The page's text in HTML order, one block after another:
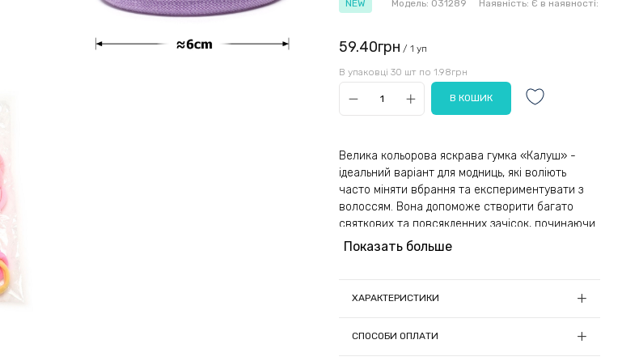
NEW Модель: 031289 Наявність: Є в наявності:
59.40грн / 1 уп
В упаковці 30 шт по 1.98грн
Велика кольорова яскрава гумка «Калуш» -
ідеальний варіант для модниць, які воліють
часто міняти вбрання та експериментувати з
волоссям. Вона допоможе створити багато
святкових та повсякденних зачісок, починаючи
від високого хвоста і закінчуючи гарними
Виріб актуальний при зборах на прогулянку,
Показать больше
ХАРАКТЕРИСТИКИ
Діаметр, см: 6
СПОСОБИ ОПЛАТИ